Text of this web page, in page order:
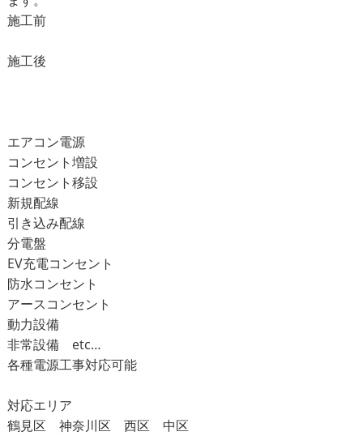
施工前
施工後
エアコン電源
コンセント増設
コンセント移設
新規配線
引き込み配線
分電盤
EV充電コンセント
防水コンセント
アースコンセント
動力設備
非常設備 etc…
各種電源工事対応可能
対応エリア
鶴見区 神奈川区 西区 中区